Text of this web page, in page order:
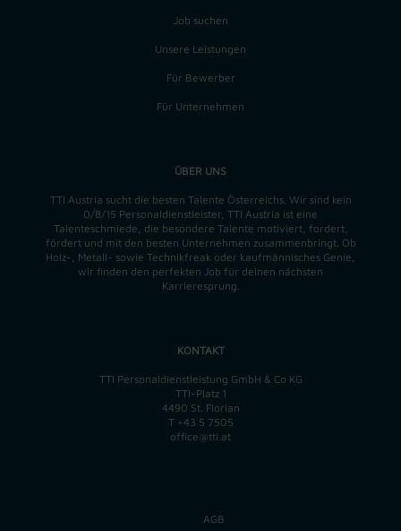
Job suchen
Unsere Leistungen
Für Bewerber
Für Unternehmen
ÜBER UNS
TTI Austria sucht die besten Talente Österreichs. Wir sind kein
0/8/15 Personaldienstleister, TTI Austria ist eine
Talenteschmiede, die besondere Talente motiviert, fordert,
fördert und mit den besten Unternehmen zusammenbringt. Ob
Holz-, Metall- sowie Technikfreak oder kaufmännisches Genie,
wir finden den perfekten Job für deinen nächsten
Karrieresprung.
KONTAKT
TTI Personaldienstleistung GmbH & Co KG
TTI-Platz 1
4490 St. Florian
T +43 5 7505
office@tti.at
AGB